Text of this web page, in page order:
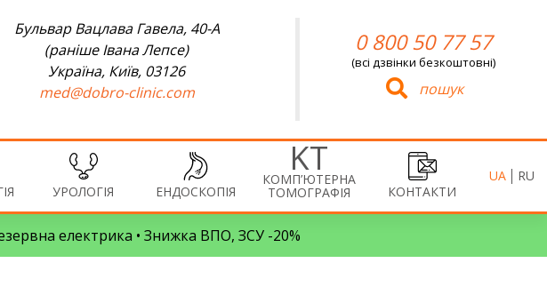
Бульвар Вацлава Гавела, 40-А
(раніше Івана Лепсе)
Україна, Київ, 03126
med@dobro-clinic.com
0 800 50 77 57
(всі дзвінки безкоштовні)
пошук
УРОЛОГІЯ ЕНДОСКОПІЯ
КОМП’ЮТЕРНА
ТОМОГРАФІЯ КОНТАКТИ
UA RU
електрика • Знижка ВПО, ЗСУ -20%